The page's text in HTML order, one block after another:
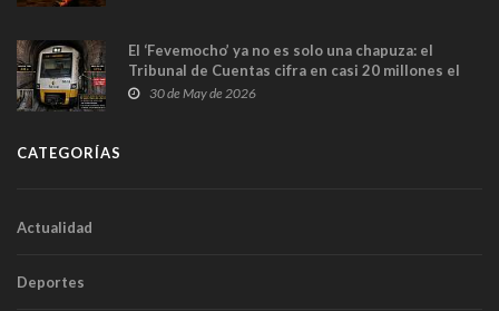
El ‘Fevemocho’ ya no es solo una chapuza: el
Tribunal de Cuentas cifra en casi 20 millones el
sobrecoste de los trenes que no cabían por los
30 de May de 2026
CATEGORÍAS
Actualidad
Deportes